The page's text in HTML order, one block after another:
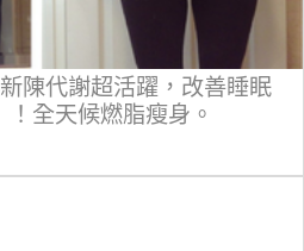
陳代謝超活躍，改善睡眠
全天候燃脂瘦身。